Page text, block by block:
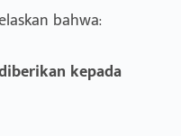
bahwa:
kepada